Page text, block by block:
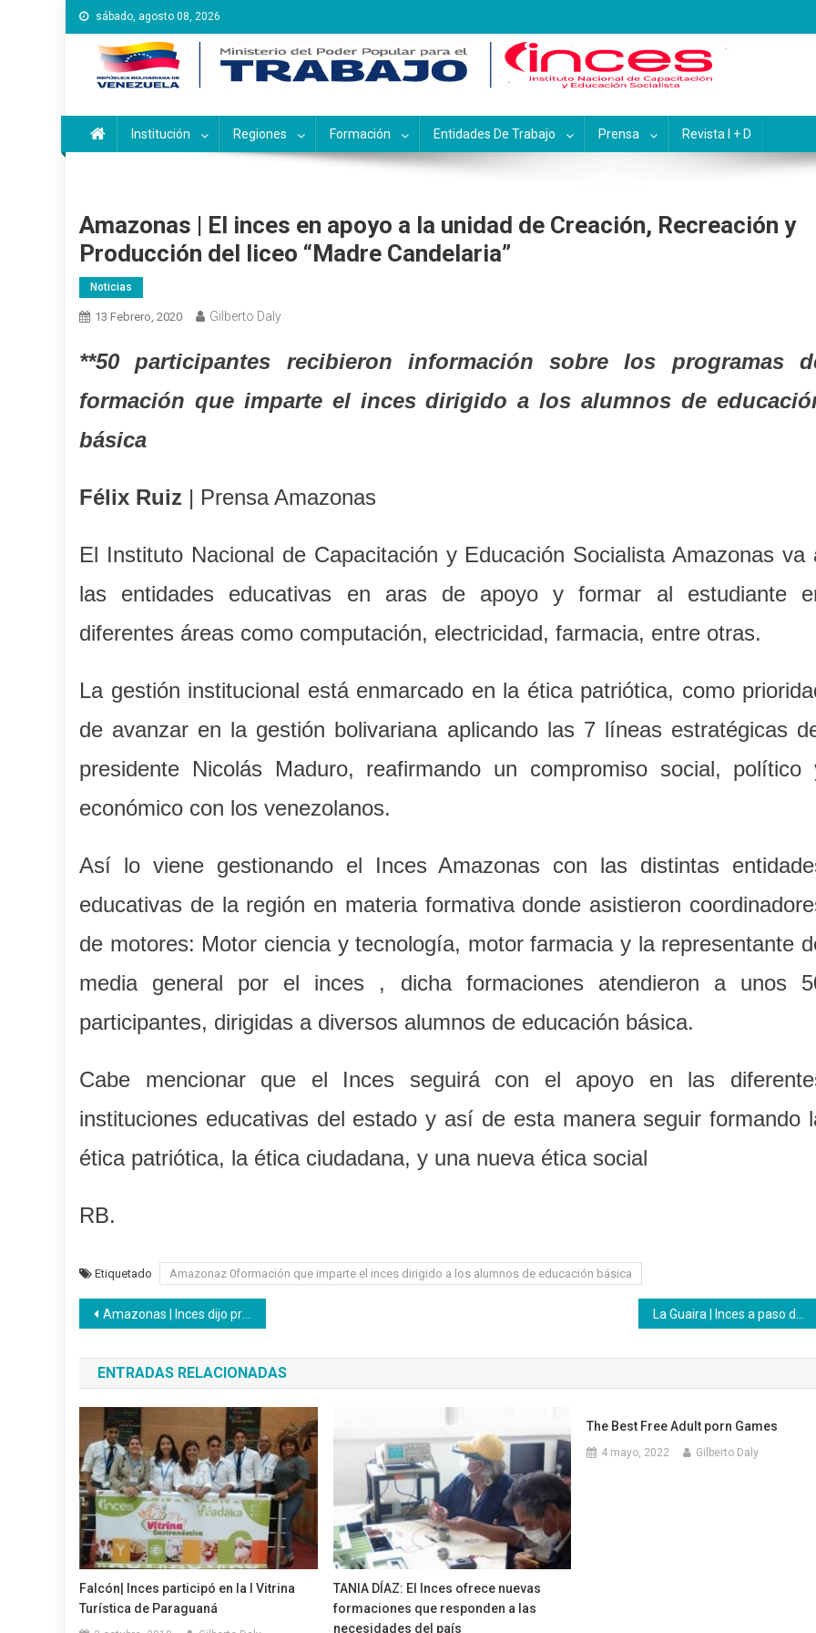
Saltar
al
contenido
sábado, agosto 08, 2026
Instituto Nacional de Capacitación y Educación
Inces
Institución Regiones Formación Entidades De Trabajo Prensa Revista I + D
Amazonas | El inces en apoyo a la unidad de Creación, Recreación y
Producción del liceo “Madre Candelaria”
Noticias
13 Febrero, 2020 Gilberto Daly
**50 participantes recibieron información sobre los programas
formación que imparte el inces dirigido a los alumnos de
básica
Félix Ruiz | Prensa Amazonas
El Instituto Nacional de Capacitación y Educación Socialista Amazonas va
las entidades educativas en aras de apoyo y formar al estudiante
diferentes áreas como computación, electricidad, farmacia, entre otras.
La gestión institucional está enmarcado en la ética patriótica, como
de avanzar en la gestión bolivariana aplicando las 7 líneas estratégicas
presidente Nicolás Maduro, reafirmando un compromiso social, político
económico con los venezolanos.
Así lo viene gestionando el Inces Amazonas con las distintas
educativas de la región en materia formativa donde asistieron
de motores: Motor ciencia y tecnología, motor farmacia y la representante
media general por el inces , dicha formaciones atendieron a unos
participantes, dirigidas a diversos alumnos de educación básica.
Cabe mencionar que el Inces seguirá con el apoyo en las
instituciones educativas del estado y así de esta manera seguir formando
ética patriótica, la ética ciudadana, y una nueva ética social
RB.
Etiquetado Amazonaz 0formación que imparte el inces dirigido a los alumnos de educación básica
Navegación
de
entradas
Amazonas | Inces dijo presente en el Congreso Pedagógico Municipal
ENTRADAS RELACIONADAS
Falcón| Inces participó en la I Vitrina
Turística de Paraguaná
TANIA DÍAZ: El Inces ofrece nuevas
formaciones que responden a las
necesidades del país
The Best Free Adult porn Games
4 mayo, 2022 Gilberto Daly